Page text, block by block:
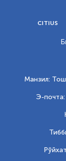
CITIUS
Манзил:
Э-